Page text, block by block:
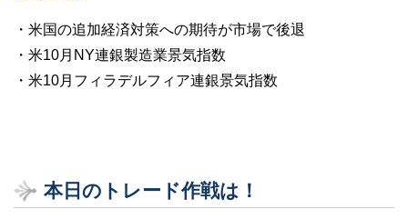
・米国の追加経済対策への期待が市場で後退
・米10月NY連銀製造業景気指数
・米10月フィラデルフィア連銀景気指数
本日のトレード作戦は！